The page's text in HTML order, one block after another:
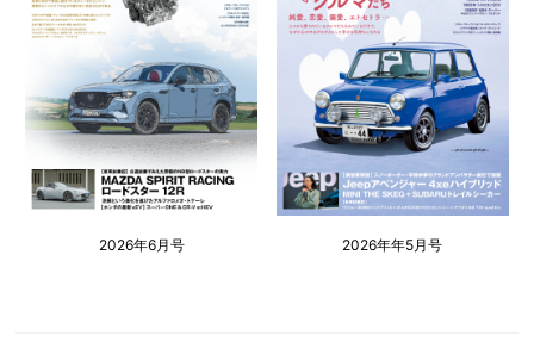
2026年6月号 2026年年5月号